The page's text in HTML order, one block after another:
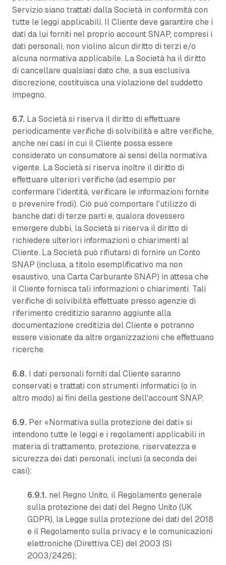
Servizio siano trattati dalla Società in conformità con
tutte le leggi applicabili. Il Cliente deve garantire che i
dati da lui forniti nel proprio account SNAP, compresi i
dati personali, non violino alcun diritto di terzi e/o
alcuna normativa applicabile. La Società ha il diritto
di cancellare qualsiasi dato che, a sua esclusiva
discrezione, costituisca una violazione del suddetto
impegno.
6.7. La Società si riserva il diritto di effettuare
periodicamente verifiche di solvibilità e altre verifiche,
anche nei casi in cui il Cliente possa essere
considerato un consumatore ai sensi della normativa
vigente. La Società si riserva inoltre il diritto di
effettuare ulteriori verifiche (ad esempio per
confermare l'identità, verificare le informazioni fornite
o prevenire frodi). Ciò può comportare l'utilizzo di
banche dati di terze parti e, qualora dovessero
emergere dubbi, la Società si riserva il diritto di
richiedere ulteriori informazioni o chiarimenti al
Cliente. La Società può rifiutarsi di fornire un Conto
SNAP (inclusa, a titolo esemplificativo ma non
esaustivo, una Carta Carburante SNAP) in attesa che
il Cliente fornisca tali informazioni o chiarimenti. Tali
verifiche di solvibilità effettuate presso agenzie di
riferimento creditizio saranno aggiunte alla
documentazione creditizia del Cliente e potranno
essere visionate da altre organizzazioni che effettuano
ricerche.
6.8. I dati personali forniti dal Cliente saranno
conservati e trattati con strumenti informatici (o in
altro modo) ai fini della gestione dell'account SNAP.
6.9. Per «Normativa sulla protezione dei dati» si
intendono tutte le leggi e i regolamenti applicabili in
materia di trattamento, protezione, riservatezza e
sicurezza dei dati personali, inclusi (a seconda dei
casi):
6.9.1. nel Regno Unito, il Regolamento generale
sulla protezione dei dati del Regno Unito (UK
GDPR), la Legge sulla protezione dei dati del 2018
e il Regolamento sulla privacy e le comunicazioni
elettroniche (Direttiva CE) del 2003 (SI
2003/2426);